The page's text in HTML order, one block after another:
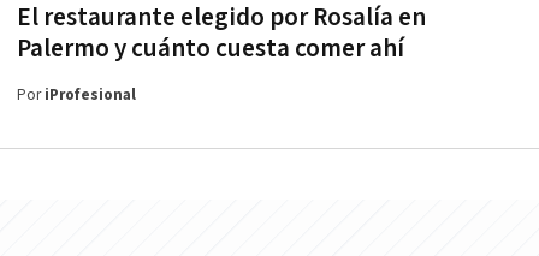
El restaurante elegido por Rosalía en
Palermo y cuánto cuesta comer ahí
PoriProfesional